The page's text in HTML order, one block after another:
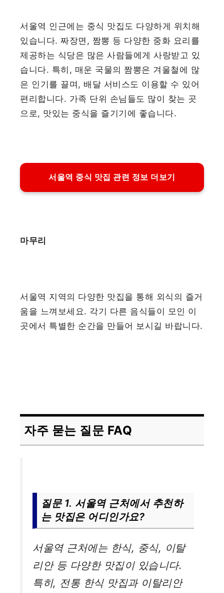
서울역 인근에는 중식 맛집도 다양하게 위치해
있습니다. 짜장면, 짬뽕 등 다양한 중화 요리를
제공하는 식당은 많은 사람들에게 사랑받고 있
습니다. 특히, 매운 국물의 짬뽕은 겨울철에 많
은 인기를 끌며, 배달 서비스도 이용할 수 있어
편리합니다. 가족 단위 손님들도 많이 찾는 곳
으로, 맛있는 중식을 즐기기에 좋습니다.
서울역 중식 맛집 관련 정보 더보기
마무리
서울역 지역의 다양한 맛집을 통해 외식의 즐거
움을 느껴보세요. 각기 다른 음식들이 모인 이
곳에서 특별한 순간을 만들어 보시길 바랍니다.
자주 묻는 질문 FAQ
질문 1. 서울역 근처에서 추천하
는 맛집은 어디인가요?
서울역 근처에는 한식, 중식, 이탈
리안 등 다양한 맛집이 있습니다.
특히, 전통 한식 맛집과 이탈리안